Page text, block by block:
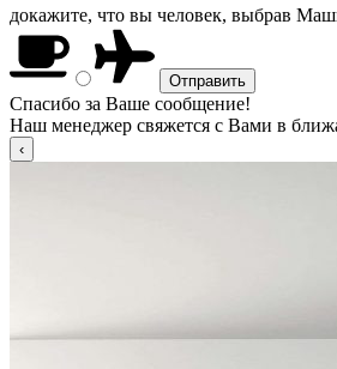
докажите, что вы человек, выбрав
Спасибо за Ваше сообщение!
Наш менеджер свяжется с Вами в